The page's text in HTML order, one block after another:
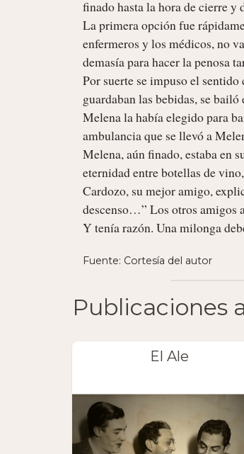
finado hasta la hora de cierre y
La primera opción fue
enfermeros y los médicos, no
demasía para hacer la penosa
Por suerte se impuso el
guardaban las bebidas, se
Melena la había elegido para
ambulancia que se llevó a
Melena, aún finado, estaba en
eternidad entre botellas de
Cardozo, su mejor amigo,
descenso…” Los otros amigos
Y tenía razón. Una milonga
Fuente: Cortesía del autor
Publicaciones
El Ale